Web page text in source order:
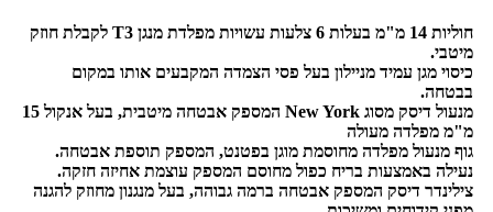
חוליות 14 מ"מ בעלות 6 צלעות עשויות מפלדת מנגן T3 לקבלת חוזק
מיטבי.
כיסוי מגן עמיד מניילון בעל פסי הצמדה המקבעים אותו במקום
בבטחה.
מנעול דיסק מסוג New York המספק אבטחה מיטבית, בעל אנקול 15
מ"מ מפלדה מעולה
גוף מנעול מפלדה מחוסמת מוגן בפטנט, המספק תוספת אבטחה.
נעילה באמצעות בריח כפול מחוסם המספק עוצמת אחיזה חזקה.
צילינדר דיסק המספק אבטחה ברמה גבוהה, בעל מנגנון מחוזק להגנה